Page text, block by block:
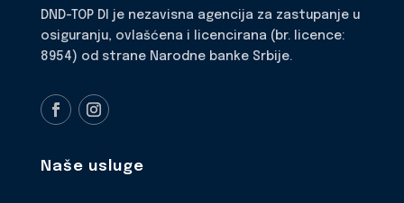
DND-TOP DI je nezavisna agencija za zastupanje u
osiguranju, ovlašćena i licencirana (br. licence:
8954) od strane Narodne banke Srbije.
Naše usluge